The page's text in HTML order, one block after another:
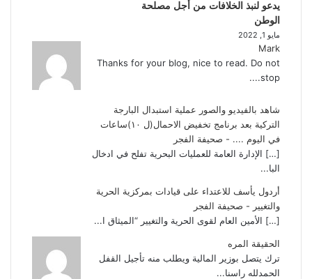
يدعو لنبذ الخلافات من أجل مصلحة
الوطن
مايو 1, 2022
Mark
Thanks for your blog, nice to read. Do not
stop....
شاهد بالفيديو والصور عملية استبدال البارجة
التركية بعد برنامج تخفيض الاحمال(ل ١٠)ساعات
في اليوم .... - صحيفة الفجر
[…] الإدارة العامة للعمليات البحرية تفلح في ادخال
البا...
أردول يأسف للاعتداء على قيادات بمركزية الحرية
والتغيير - صحيفة الفجر
[…] الأمين العام لقوى الحرية والتغيير “الميثاق ا...
الحقيقة المره
ترك يتصل بوزير المالية ويطلب منه تأجيل القفل
الحمدلله راسنا...